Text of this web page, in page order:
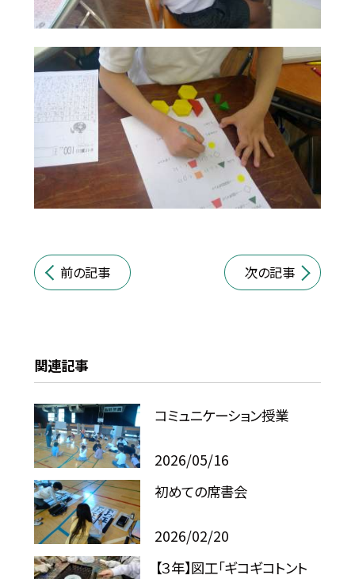
前の記事 次の記事
関連記事
コミュニケーション授業
2026/05/16
初めての席書会
2026/02/20
【３年】図工「ギコギコトント